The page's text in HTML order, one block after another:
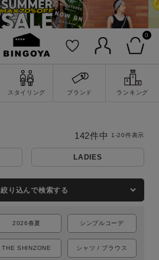
0
スタイリング ブランド ランキング
詳細検索
LADIES
絞り込んで検索する
2026春夏 シンプルコーデ
THE SHINZONE シャツ / ブラウス
142件中 1-20件表示